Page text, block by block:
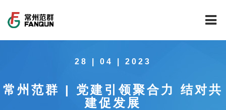
公司介绍
干燥设备
28 | 04 | 2023
常州范群 | 党建引领聚合力 结对共
建促发展